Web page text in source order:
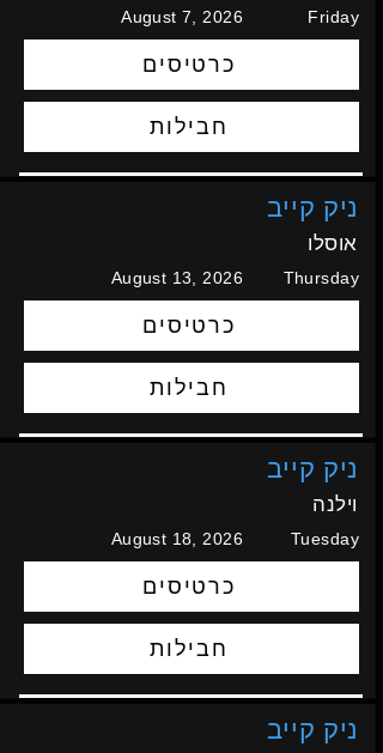
August 7, 2026 Friday
כרטיסים
חבילות
ניק קייב
אוסלו
August 13, 2026 Thursday
כרטיסים
חבילות
ניק קייב
וילנה
August 18, 2026 Tuesday
כרטיסים
חבילות
ניק קייב